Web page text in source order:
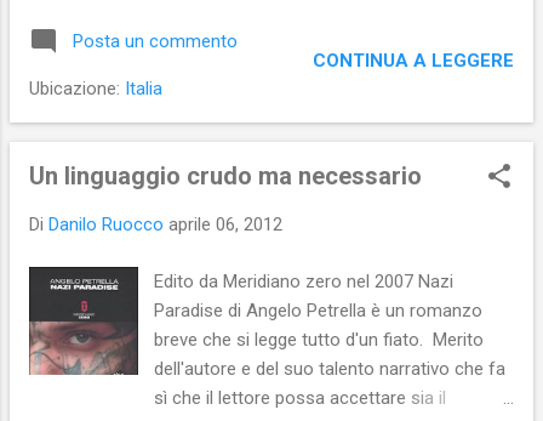
il pube dell'infante Gesù è coperto da un
cencio e, quando è scoperto, è quasi sempre
però, immagini che ritraggono il pene di
Gesù, sia del bambino, sia dell'adulto. Ad
rappresentazione del pene di Gesù avesse
del Cristo contro coloro che sostenevano (o
avevano sostenuto) la non "carnalità" del
Messia. In altre parole, il pene come segno di
umanità ... In tal senso, ad esempio, la
Vergine che mostra il sesso del suo piccolo,
Posta un commento
Ubicazione: Italia
CONTINUA A LEGGERE
Un linguaggio crudo ma necessario
Di Danilo Ruocco aprile 06, 2012
Edito da Meridiano zero nel 2007 Nazi
Paradise di Angelo Petrella è un romanzo
breve che si legge tutto d'un fiato. Merito
dell'autore e del suo talento narrativo che fa
sì che il lettore possa accettare sia il